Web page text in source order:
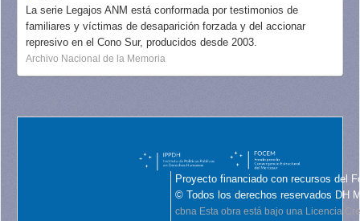
La serie Legajos ANM está conformada por testimonios de
familiares y víctimas de desaparición forzada y del accionar
represivo en el Cono Sur, producidos desde 2003.
Archivo Nacional de la Memoria
Proyecto financiado con recursos del
© Todos los derechos reservados DH
cbna Esta obra está bajo una Licencia